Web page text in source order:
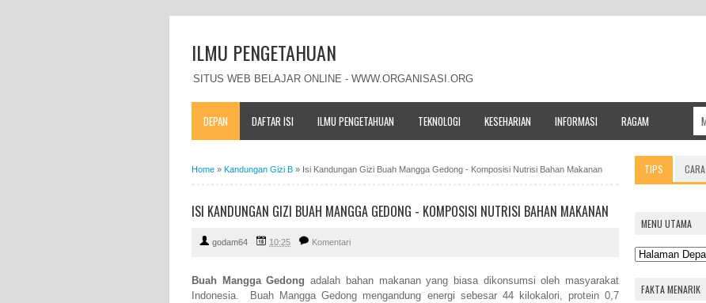
ILMU PENGETAHUAN
SITUS WEB BELAJAR ONLINE - WWW.ORGANISASI.ORG
DEPAN DAFTAR ISI ILMU PENGETAHUAN TEKNOLOGI KESEHARIAN INFORMASI RAGAM
Home » Kandungan Gizi B » Isi Kandungan Gizi Buah Mangga Gedong - Komposisi Nutrisi Bahan Makanan
ISI KANDUNGAN GIZI BUAH MANGGA GEDONG - KOMPOSISI NUTRISI BAHAN MAKANAN
godam64 10:25 Komentari
Buah Mangga Gedong adalah bahan makanan yang biasa dikonsumsi oleh masyarakat
Indonesia. Buah Mangga Gedong mengandung energi sebesar 44 kilokalori, protein 0,7
TIPS CARA
MENU UTAMA
FAKTA MENARIK